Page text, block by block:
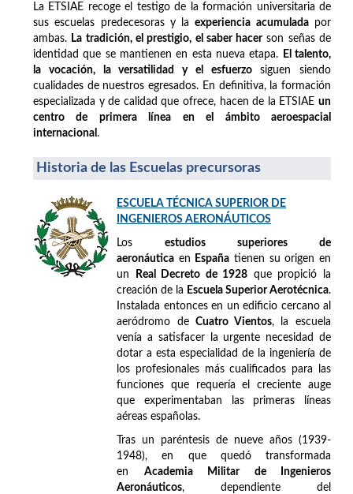
La ETSIAE recoge el testigo de la formación universitaria de
sus escuelas predecesoras y laexperiencia acumuladapor
ambas. La tradición, el prestigio, el saber hacerson señas de
identidad que se mantienen en esta nueva etapa.
El talento,
la vocación, la versatilidad y el esfuerzosiguen siendo
cualidades de nuestros egresados. En definitiva, la formación
especializada y de calidad que ofrece, hacen de la ETSIAE un
centro de primera línea en el ámbito aeroespacial
internacional .
Historia de las Escuelas precursoras
ESCUELA TÉCNICA SUPERIOR DE
INGENIEROS AERONÁUTICOS
Los estudios superiores de
aeronáutica en España tienen su origen en
un
Real Decreto de 1928 que propició la
creación de la Escuela Superior Aerotécnica.
Instalada entonces en un edificio cercano al
aeródromo deCuatro Vientos, la escuela
venía a satisfacer la urgente necesidad de
dotar a esta especialidad de la ingeniería de
los profesionales más cualificados para las
funciones que requería el creciente auge
que experimentaban las primeras líneas
aéreas españolas.
Tras un paréntesis de nueve años (1939-
1948), en que quedó transformada
en Academia Militar de Ingenieros
Aeronáuticos, dependiente del